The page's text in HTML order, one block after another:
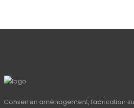
Conseil en aménagement, fabrication